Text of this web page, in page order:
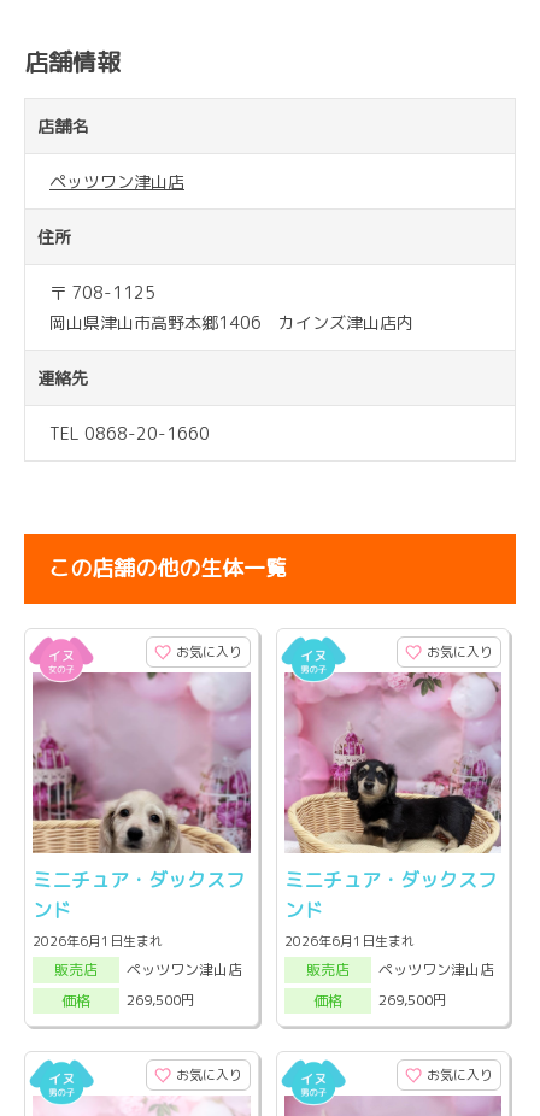
店舗情報
店舗名
ペッツワン津山店
住所
〒 708-1125
岡山県津山市高野本郷1406 カインズ津山店内
連絡先
TEL 0868-20-1660
この店舗の他の生体一覧
お気に入り
ミニチュア・ダックスフ
ンド
2026年6月1日生まれ
販売店
ペッツワン津山店
価格
269,500円
お気に入り
ミニチュア・ダックスフ
ンド
2026年6月1日生まれ
販売店
ペッツワン津山店
価格
269,500円
お気に入り お気に入り